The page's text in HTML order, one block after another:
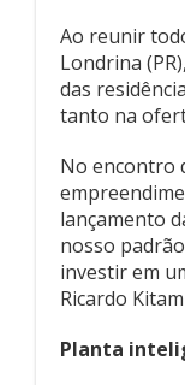
Ao reunir
Londrina
das
tanto na
No encontro
lançamento
nosso
investir em
Ricardo
Planta